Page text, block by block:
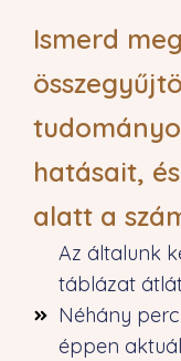
Ismerd
hatásait,
alatt a
Az általunk
táblázat
Néhány
éppen